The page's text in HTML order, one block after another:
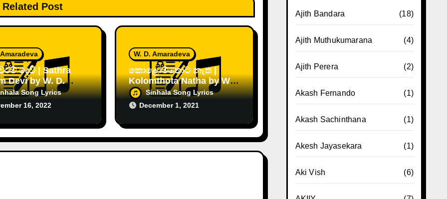
Related Post
දෙවි | Sathra
Devi by W. D.
Song Lyrics
16, 2022
W. D. Amaradeva
කොළොම්තොට නැත |
Kolomthota Natha by W.
D. Amaradewa
Sinhala Song Lyrics
December 1, 2021
Ajith Bandara (18)
Ajith Muthukumarana (4)
Ajith Perera (2)
Akash Fernando (1)
Akash Sachinthana (1)
Akesh Jayasekara (1)
Aki Vish (6)